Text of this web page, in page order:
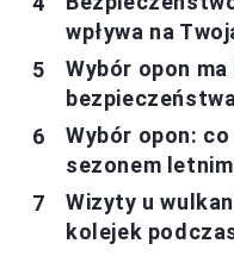
wpływa na
Wybór opon
Wybór opon:
sezonem
Wizyty u
kolejek